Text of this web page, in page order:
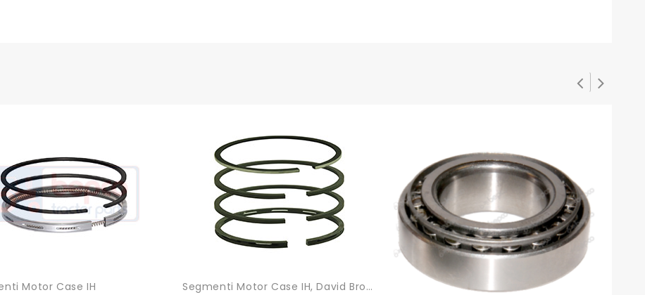
Motor Case IH Segmenti Motor Case IH, David Brown